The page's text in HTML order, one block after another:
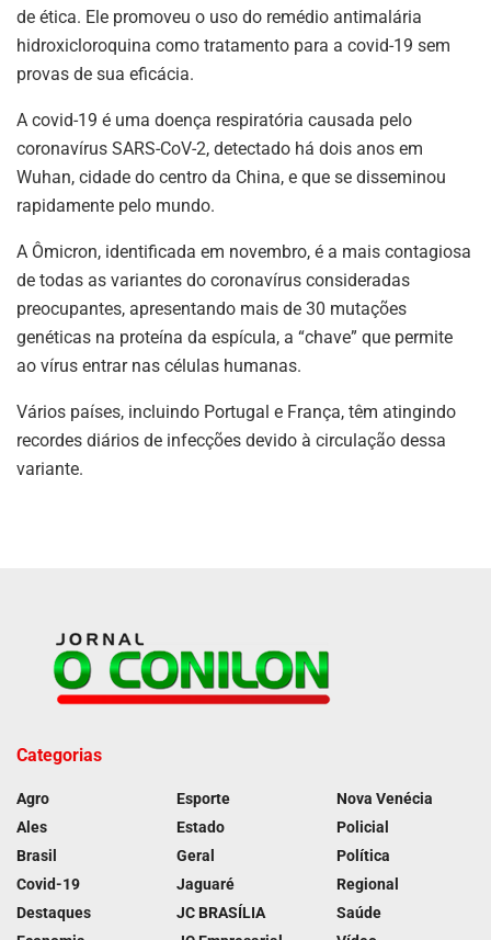
de ética. Ele promoveu o uso do remédio antimalária
hidroxicloroquina como tratamento para a covid-19 sem
provas de sua eficácia.
A covid-19 é uma doença respiratória causada pelo
coronavírus SARS-CoV-2, detectado há dois anos em
Wuhan, cidade do centro da China, e que se disseminou
rapidamente pelo mundo.
A Ômicron, identificada em novembro, é a mais contagiosa
de todas as variantes do coronavírus consideradas
preocupantes, apresentando mais de 30 mutações
genéticas na proteína da espícula, a “chave” que permite
ao vírus entrar nas células humanas.
Vários países, incluindo Portugal e França, têm atingindo
recordes diários de infecções devido à circulação dessa
variante.
Categorias
Agro
Ales
Brasil
Covid-19
Destaques
Esporte
Estado
Geral
Jaguaré
JC BRASÍLIA
Nova Venécia
Policial
Política
Regional
Saúde